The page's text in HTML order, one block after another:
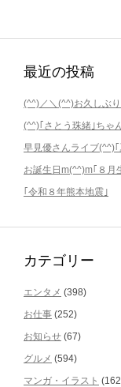
最近の投稿
(^^)／＼(^^)お久しぶ
(^^)｢さとう珠緒｣ちゃ
早見優さんライブ(^^)
お誕生日m(^^)m｢８月
｢令和８年熊本地震｣
カテゴリー
エンタメ (398)
お仕事 (252)
お知らせ (67)
グルメ (594)
マンガ・イラスト